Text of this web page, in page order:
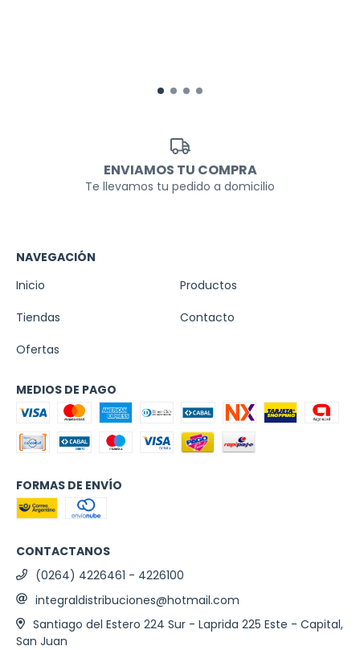
ENVIAMOS TU COMPRA
Te llevamos tu pedido a domicilio
NAVEGACIÓN
Inicio
Productos
Tiendas
Contacto
Ofertas
MEDIOS DE PAGO
FORMAS DE ENVÍO
CONTACTANOS
(0264) 4226461 - 4226100
integraldistribuciones@hotmail.com
Santiago del Estero 224 Sur - Laprida 225 Este - Capital,
San Juan